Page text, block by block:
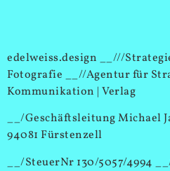
edelweiss.design __///
Fotografie __//Agentur für
Kommunikation | Verlag
__/Geschäftsleitung Michael
94081 Fürstenzell
__/SteuerNr 130/5057/4994